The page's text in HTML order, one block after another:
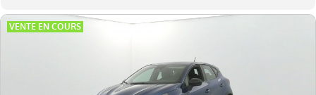
VENTE EN COURS